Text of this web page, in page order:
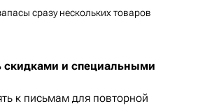
сразу нескольких товаров
скидками и специальными
к письмам для повторной